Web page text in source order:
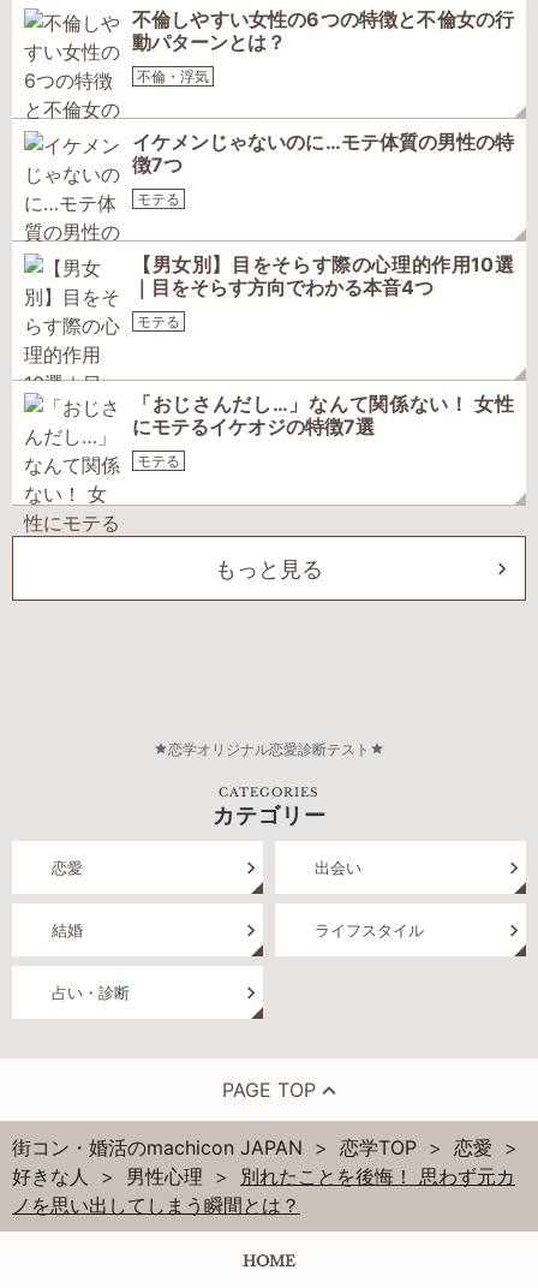
不倫しやすい女性の6つの特徴と不倫女の行
動パターンとは？
不倫・浮気
イケメンじゃないのに…モテ体質の男性の特
徴7つ
モテる
【男女別】目をそらす際の心理的作用10選
｜目をそらす方向でわかる本音4つ
モテる
「おじさんだし…」なんて関係ない！ 女性
にモテるイケオジの特徴7選
モテる
もっと見る
恋学オリジナル恋愛診断テスト
CATEGORIES
カテゴリー
恋愛 出会い
結婚 ライフスタイル
占い・診断
PAGE TOP
街コン・婚活のmachicon JAPAN 恋学TOP
恋愛
好きな人
男性心理
別れたことを後悔！ 思わず元カ
ノを思い出してしまう瞬間とは？
HOME